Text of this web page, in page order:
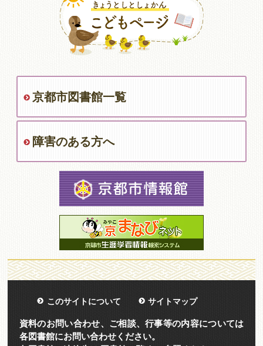
京都市図書館一覧
障害のある方へ
このサイトについて サイトマップ
資料のお問い合わせ、ご相談、行事等の内容については
各図書館にお問い合わせください。